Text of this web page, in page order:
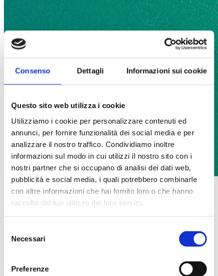
Consenso Dettagli Informazioni sui cookie
Questo sito web utilizza i cookie
Utilizziamo i cookie per personalizzare contenuti ed
annunci, per fornire funzionalità dei social media e per
analizzare il nostro traffico. Condividiamo inoltre
informazioni sul modo in cui utilizzi il nostro sito con i
nostri partner che si occupano di analisi dei dati web,
pubblicità e social media, i quali potrebbero combinarle
con altre informazioni che hai fornito loro o che hanno
raccolto dal tuo utilizzo dei loro servizi.
delNecessari
Preferenze
L’Isola di Montecristo sullo sfondo
Sulla terrazza o nel giardino con vista mare, lasciati avvolgere dal
direttamente sulla spiaggia del Camping Tallinucci, ogni istante
diventa esclusivo: il mare è la colonna sonora delle tue giornate, il